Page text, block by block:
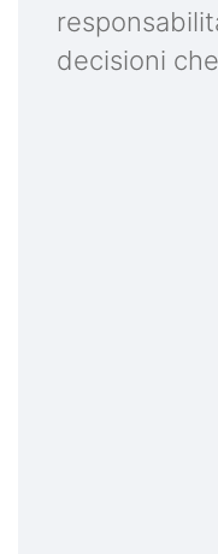
decisioni